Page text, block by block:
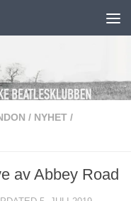
/ NYHET /
av Abbey Road